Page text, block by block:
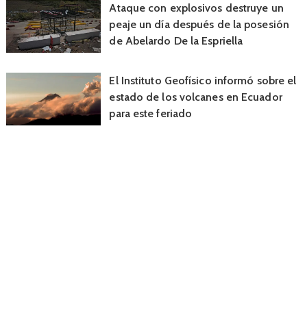
Ataque con explosivos destruye un
peaje un día después de la posesión
de Abelardo De la Espriella
El Instituto Geofísico informó sobre el
estado de los volcanes en Ecuador
para este feriado